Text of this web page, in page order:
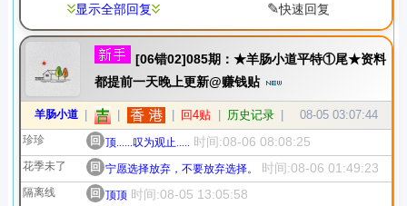
显示全部回复 ✎快速回复
[06错02]085期：★羊肠小道平特①尾★资料
都提前一天晚上更新@赚钱贴
羊肠小道 回4贴 历史记录 08-05 03:07:44
珍珍 回 顶......叹为观止..... 时间:08-06 08:08:25
花季未了 回 宁愿选择放弃，不要放弃选择。 时间:08-06 01:49:23
隔离线 回 顶顶 时间:08-05 13:05:58